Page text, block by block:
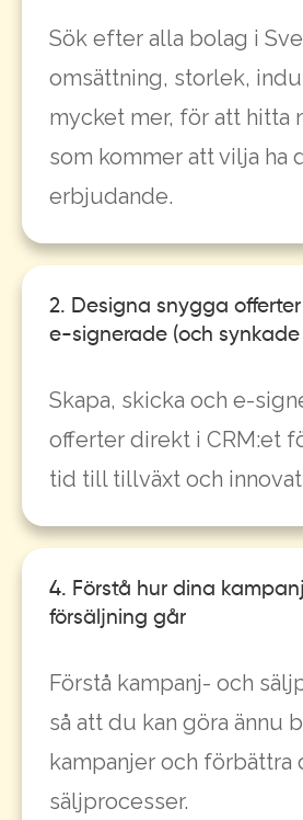
Sök efter alla bolag i
omsättning, storlek,
mycket mer, för att hitta
som kommer att vilja ha
erbjudande.
2. Designa snygga
e-signerade (och synkade
Skapa, skicka och e-
offerter direkt i CRM:et
tid till tillväxt och
4. Förstå hur dina
försäljning går
Förstå kampanj- och
så att du kan göra ännu
kampanjer och förbättra
säljprocesser.